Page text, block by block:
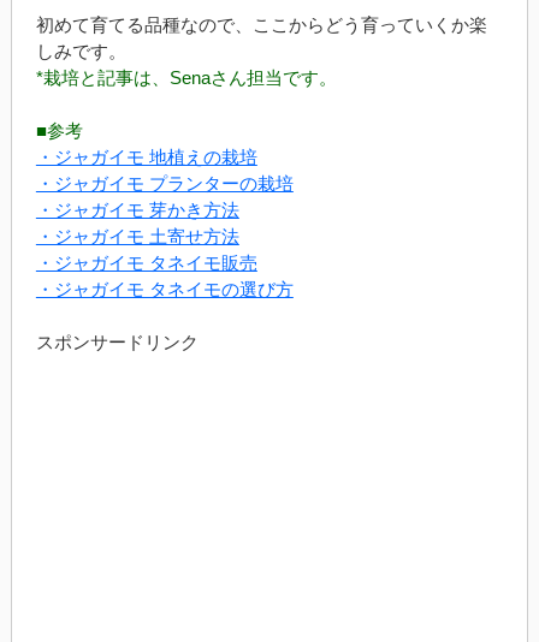
初めて育てる品種なので、ここからどう育っていくか楽
しみです。
*栽培と記事は、Senaさん担当です。
■参考
・ジャガイモ 地植えの栽培
・ジャガイモ プランターの栽培
・ジャガイモ 芽かき方法
・ジャガイモ 土寄せ方法
・ジャガイモ タネイモ販売
・ジャガイモ タネイモの選び方
スポンサードリンク